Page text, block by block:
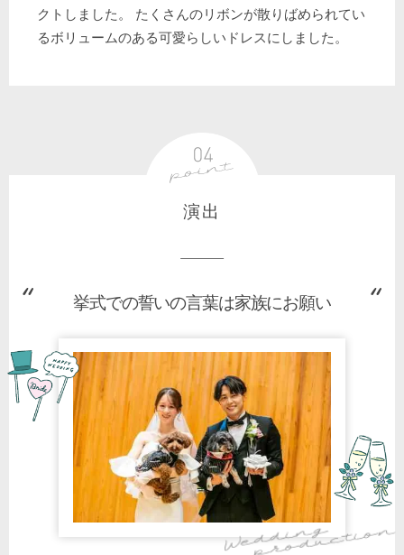
クトしました。 たくさんのリボンが散りばめられてい
るボリュームのある可愛らしいドレスにしました。
演出
挙式での誓いの言葉は家族にお願い